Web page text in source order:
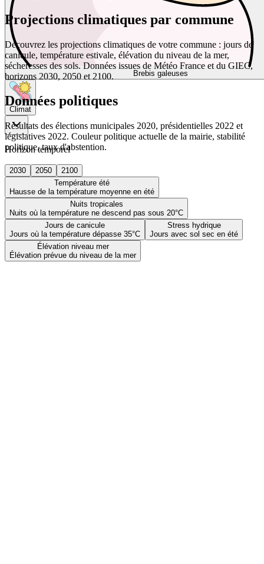
Brebis galeuses
Climat
Horizon temporel
2030 2050
2100
Température été
Hausse de la température moyenne en été
Nuits tropicales
Nuits où la température ne descend pas sous 20°C
Jours de canicule
Jours où la température dépasse 35°C
Stress hydrique
Jours avec sol sec en été
Élévation niveau mer
Élévation prévue du niveau de la mer
Projections climatiques par commune
Découvrez les projections climatiques de votre commune : jours de
canicule, température estivale, élévation du niveau de la mer,
sécheresses des sols. Données issues de Météo France et du GIEC,
horizons 2030, 2050 et 2100.
Données politiques
Résultats des élections municipales 2020, présidentielles 2022 et
législatives 2022. Couleur politique actuelle de la mairie, stabilité
politique, taux d'abstention.